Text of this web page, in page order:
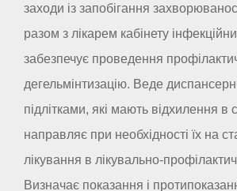
заходи із запобігання
разом з лікарем кабінету
забезпечує проведення
дегельмінтизацію. Веде
підлітками, які мають відхилення в
направляє при необхідності їх на
лікування в лікувально-
Визначає показання і